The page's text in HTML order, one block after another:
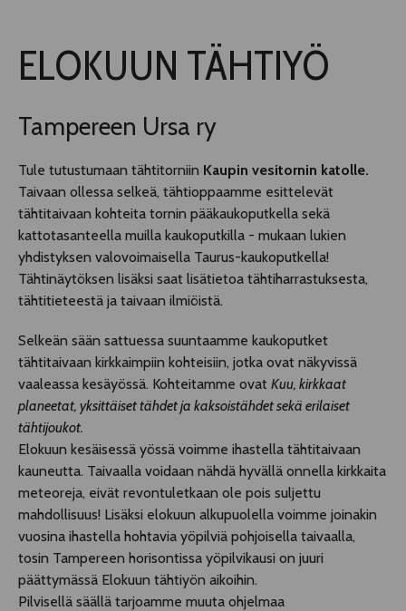
TAPAHTUMIEN YÖ
MUU OHJELMISTO
ELOKUUN TÄHTIYÖ
Tampereen Ursa ry
Tule tutustumaan tähtitorniin Kaupin vesitornin katolle.
Taivaan ollessa selkeä, tähtioppaamme esittelevät
tähtitaivaan kohteita tornin pääkaukoputkella sekä
kattotasanteella muilla kaukoputkilla - mukaan lukien
yhdistyksen valovoimaisella Taurus-kaukoputkella!
Tähtinäytöksen lisäksi saat lisätietoa tähtiharrastuksesta,
tähtitieteestä ja taivaan ilmiöistä.
Selkeän sään sattuessa suuntaamme kaukoputket
tähtitaivaan kirkkaimpiin kohteisiin, jotka ovat näkyvissä
vaaleassa kesäyössä. Kohteitamme ovat Kuu, kirkkaat
planeetat, yksittäiset tähdet ja kaksoistähdet sekä erilaiset
tähtijoukot.
Elokuun kesäisessä yössä voimme ihastella tähtitaivaan
kauneutta. Taivaalla voidaan nähdä hyvällä onnella kirkkaita
meteoreja, eivät revontuletkaan ole pois suljettu
mahdollisuus! Lisäksi elokuun alkupuolella voimme joinakin
vuosina ihastella hohtavia yöpilviä pohjoisella taivaalla,
tosin Tampereen horisontissa yöpilvikausi on juuri
päättymässä Elokuun tähtiyön aikoihin.
Pilvisellä säällä tarjoamme muuta ohjelmaa